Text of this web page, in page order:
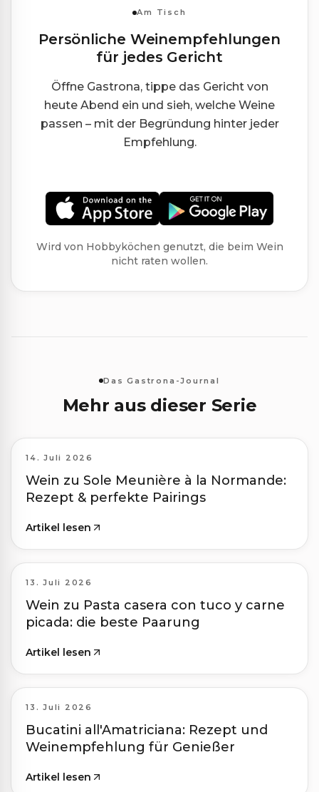
Am Tisch
Persönliche Weinempfehlungen
für jedes Gericht
Öffne Gastrona, tippe das Gericht von
heute Abend ein und sieh, welche Weine
passen – mit der Begründung hinter jeder
Empfehlung.
Wird von Hobbyköchen genutzt, die beim Wein
nicht raten wollen.
Das Gastrona-Journal
Mehr aus dieser Serie
14. Juli 2026
Wein zu Sole Meunière à la Normande:
Rezept & perfekte Pairings
Artikel lesen
13. Juli 2026
Wein zu Pasta casera con tuco y carne
picada: die beste Paarung
Artikel lesen
13. Juli 2026
Bucatini all'Amatriciana: Rezept und
Weinempfehlung für Genießer
Artikel lesen